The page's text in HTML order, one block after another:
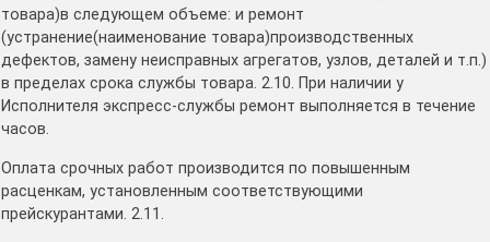
товара)в следующем объеме: и ремонт
(устранение(наименование товара)производственных
дефектов, замену неисправных агрегатов, узлов, деталей и т.п.)
в пределах срока службы товара. 2.10. При наличии у
Исполнителя экспресс-службы ремонт выполняется в течение
часов.
Оплата срочных работ производится по повышенным
расценкам, установленным соответствующими
прейскурантами. 2.11.